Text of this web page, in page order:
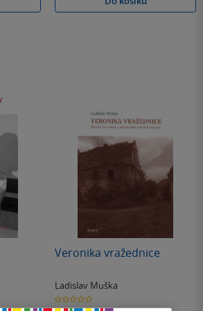
Veronika vražednice
Ladislav Muška
0.0
z